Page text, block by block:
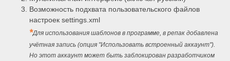
Возможность подхвата пользовательского файлов
настроек settings.xml
*Для использования шаблонов в программе, в репак добавлена
учётная запись (опция "Использовать встроенный аккаунт").
Но этот аккаунт может быть заблокирован разработчиком